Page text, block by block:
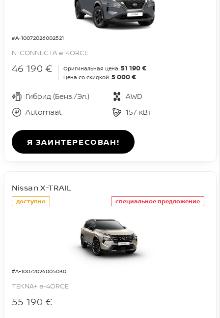
#A-10072026002521
N-CONNECTA e-4ORCE
46 190 € Оригинальная цена: 51 190 €
Цена со скидкой: 5 000 €
Гибрид (Бенз./Эл.)
AWD
Automaat
157 кВт
Я ЗАИНТЕРЕСОВАН!
доступно специальное предложение
#A-10072026005030
Nissan X-TRAIL
TEKNA+ e-4ORCE
55 190 €